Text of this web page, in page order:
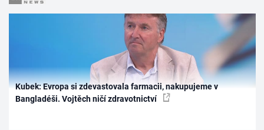
Kubek: Evropa si zdevastovala farmacii, nakupujeme v
Bangladéši. Vojtěch ničí zdravotnictví